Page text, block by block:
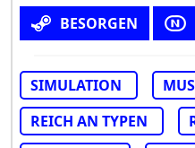
BESORGEN
SIMULATION
REICH AN TYPEN